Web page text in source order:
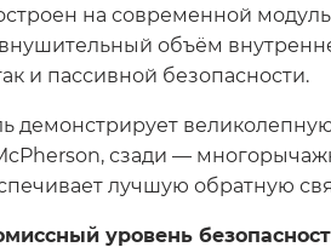
на современной
объём
и пассивной безопасности.
демонстрирует
сзади —
лучшую обратную
уровень